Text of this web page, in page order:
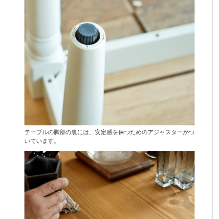
テーブルの脚部の裏には、安定感を保つためのアジャスターがつ
いています。